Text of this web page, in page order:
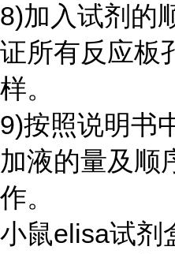
8)加入试剂的
证所有反应板
样。
9)按照说明书
加液的量及顺
作。
小鼠elisa试剂